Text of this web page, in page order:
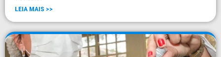
LEIA MAIS >>